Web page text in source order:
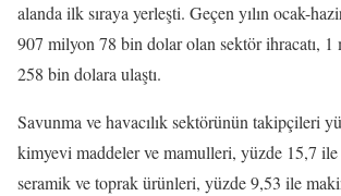
alanda ilk sıraya yerleşti. Geçen yılın ocak-
907 milyon 78 bin dolar olan sektör ihracatı,
258 bin dolara ulaştı.
Savunma ve havacılık sektörünün takipçileri
kimyevi maddeler ve mamulleri, yüzde 15,7
seramik ve toprak ürünleri, yüzde 9,53 ile